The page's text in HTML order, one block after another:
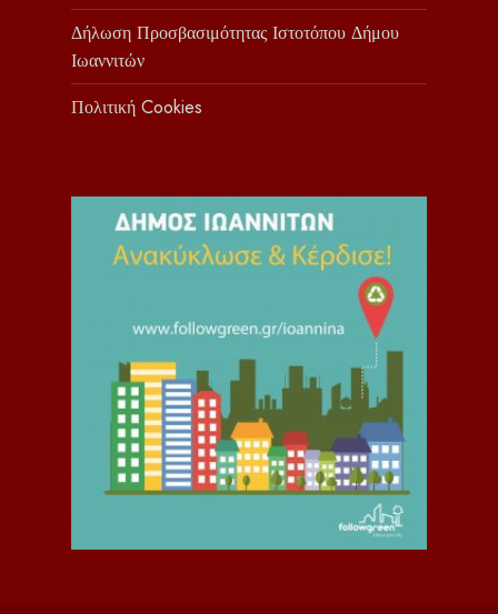
Δήλωση Προσβασιμότητας Ιστοτόπου Δήμου
Ιωαννιτών
Πολιτική Cookies